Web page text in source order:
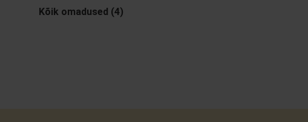
Kõik omadused (4)